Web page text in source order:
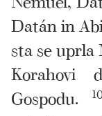
Datán in
sta se uprla
Gospodu.